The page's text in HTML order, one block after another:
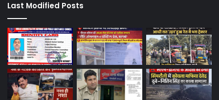
Last Modified Posts